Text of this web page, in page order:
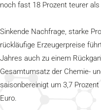
noch fast 18 Prozent teurer als
Sinkende Nachfrage, starke
rückläufige Erzeugerpreise
Jahres auch zu einem
Gesamtumsatz der Chemie-
saisonbereinigt um 3,7
Euro.